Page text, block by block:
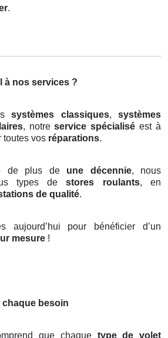
.
à nos services ?
systèmes classiques,systèmes
, notreservice spécialisé est à
toutes vos réparations.
de plus de une décennie, nous
types destores roulants, en
de qualité.
aujourd’hui pour bénéficier d’un
mesure !
chaque besoin
que chaque type de volet